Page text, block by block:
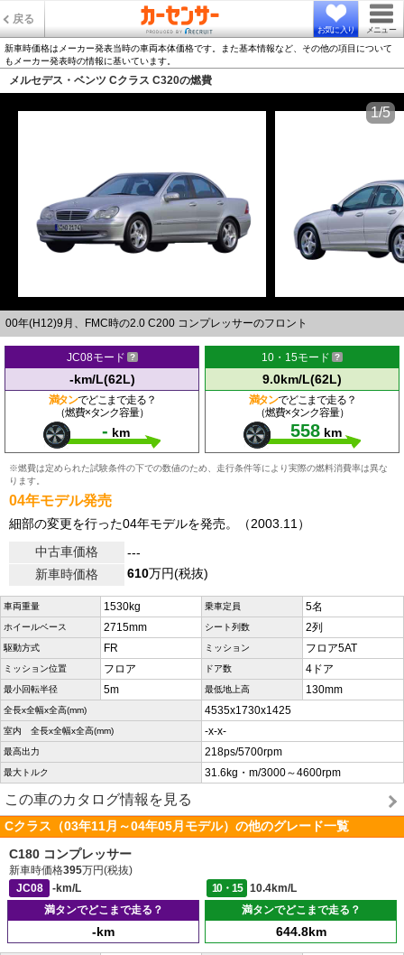
戻る
お気に入り メニュー
新車時価格はメーカー発表当時の車両本体価格です。また基本情報など、その他の項目について
もメーカー発表時の情報に基いています。
メルセデス・ベンツ Cクラス C320の燃費
00年(H12)9月、FMC時の2.0 C200 コンプレッサーのフロント
1/5
JC08モード
-km/L(62L)
満タンでどこまで走る？
（燃費×タンク容量）
- km
10・15モード
9.0km/L(62L)
満タンでどこまで走る？
（燃費×タンク容量）
558 km
※燃費は定められた試験条件の下での数値のため、走行条件等により実際の燃料消費率は異な
ります。
04年モデル発売
細部の変更を行った04年モデルを発売。（2003.11）
中古車価格
---
新車時価格
610万円(税抜)
車両重量 1530kg 乗車定員 5名
ホイールベース 2715mm シート列数 2列
駆動方式 FR ミッション フロア5AT
ミッション位置 フロア ドア数 4ドア
最小回転半径 5m 最低地上高 130mm
全長x全幅x全高(mm) 4535x1730x1425
室内 全長x全幅x全高(mm) -x-x-
最高出力 218ps/5700rpm
最大トルク 31.6kg・m/3000～4600rpm
この車のカタログ情報を見る
Cクラス（03年11月～04年05月モデル）の他のグレード一覧
C180 コンプレッサー
新車時価格395万円(税抜)
JC08
-km/L 10・15
10.4km/L
満タンでどこまで走る？
-km
満タンでどこまで走る？
644.8km